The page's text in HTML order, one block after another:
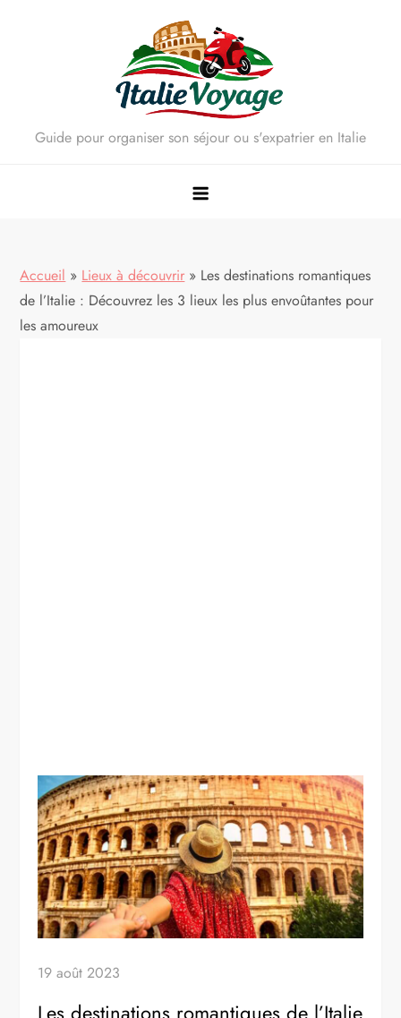
Guide pour organiser son séjour ou s'expatrier en Italie
Accueil » Lieux à découvrir » Les destinations romantiques
de l’Italie : Découvrez les 3 lieux les plus envoûtantes pour
les amoureux
19 août 2023
Les destinations romantiques de l’Italie